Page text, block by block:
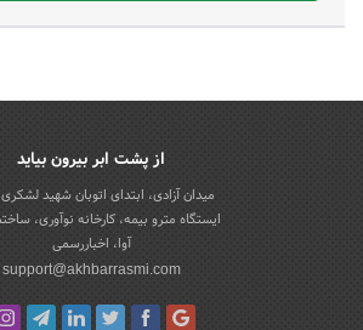
از پشت ابر بیرون بیاید
میدان آزادی، ابتدای اتوبان شهید
ایستگاه مترو بیمه، کارخانه نوآوری،
آوا، اخباررسمی
support@akhbarrasmi.com